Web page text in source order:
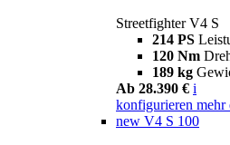
Streetfighter V4 S
214 PS
120 Nm
189 kg
Ab 28.390 € i
konfigurieren mehr
new V4 S 100